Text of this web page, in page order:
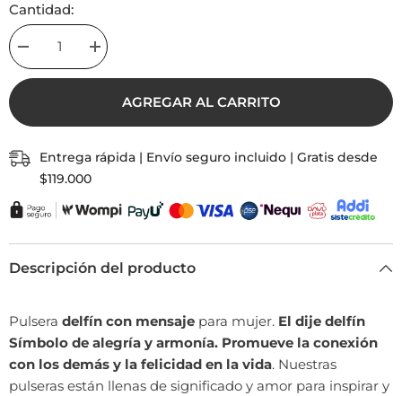
Cantidad:
Decrease
quantity
for
Océano
Significado
Increase
quantity
for
DelfínAGREGAR AL CARRITO
Entrega rápida | Envío seguro incluido | Gratis desde
$119.000
Descripción del producto
Pulsera delfín con mensaje para mujer. El dije delfín
Símbolo de alegría y armonía. Promueve la conexión
con los demás y la felicidad en la vida. Nuestras
pulseras están llenas de significado y amor para inspirar y